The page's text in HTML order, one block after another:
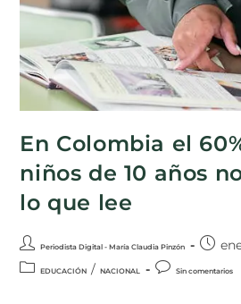
En Colombia el
niños de 10 años
lo que lee
Periodista Digital - María Claudia Pinzón
EDUCACIÓN / NACIONAL Sin comentarios